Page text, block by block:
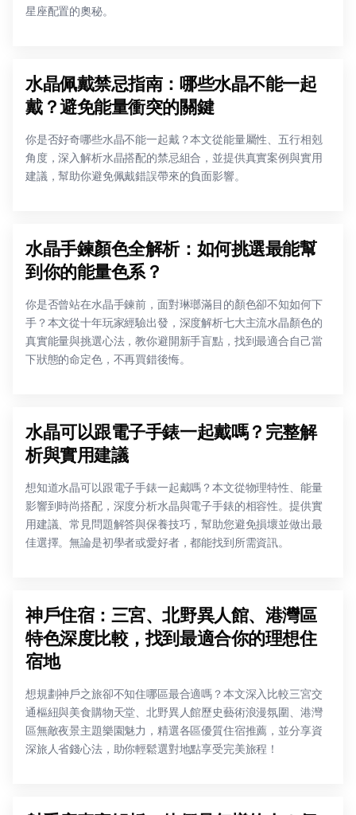
星座配置的奧秘。
水晶佩戴禁忌指南：哪些水晶不能一起
戴？避免能量衝突的關鍵
你是否好奇哪些水晶不能一起戴？本文從能量屬性、五行相剋
角度，深入解析水晶搭配的禁忌組合，並提供真實案例與實用
建議，幫助你避免佩戴錯誤帶來的負面影響。
水晶手鍊顏色全解析：如何挑選最能幫
到你的能量色系？
你是否曾站在水晶手鍊前，面對琳瑯滿目的顏色卻不知如何下
手？本文從十年玩家經驗出發，深度解析七大主流水晶顏色的
真實能量與挑選心法，教你避開新手盲點，找到最適合自己當
下狀態的命定色，不再買錯後悔。
水晶可以跟電子手錶一起戴嗎？完整解
析與實用建議
想知道水晶可以跟電子手錶一起戴嗎？本文從物理特性、能量
影響到時尚搭配，深度分析水晶與電子手錶的相容性。提供實
用建議、常見問題解答與保養技巧，幫助您避免損壞並做出最
佳選擇。無論是初學者或愛好者，都能找到所需資訊。
神戶住宿：三宮、北野異人館、港灣區
特色深度比較，找到最適合你的理想住
宿地
想規劃神戶之旅卻不知住哪區最合適嗎？本文深入比較三宮交
通樞紐與美食購物天堂、北野異人館歷史藝術浪漫氛圍、港灣
區無敵夜景主題樂園魅力，精選各區優質住宿推薦，並分享資
深旅人省錢心法，助你輕鬆選對地點享受完美旅程！